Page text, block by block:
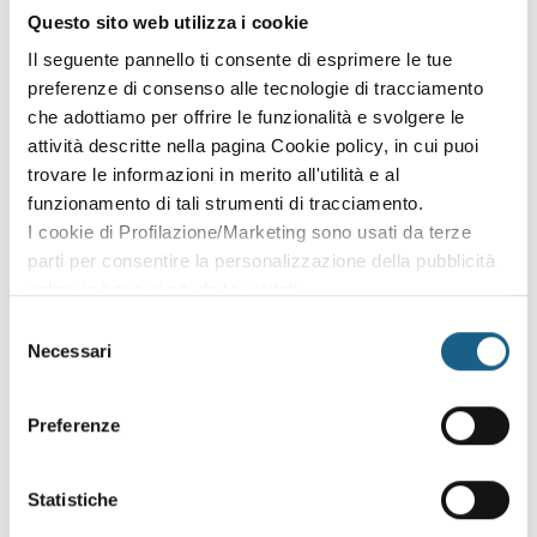
Questo sito web utilizza i cookie
Il seguente pannello ti consente di esprimere le tue
preferenze di consenso alle tecnologie di tracciamento
che adottiamo per offrire le funzionalità e svolgere le
attività descritte nella pagina Cookie policy, in cui puoi
trovare le informazioni in merito all'utilità e al
funzionamento di tali strumenti di tracciamento.
I cookie di Profilazione/Marketing sono usati da terze
parti per consentire la personalizzazione della pubblicità
qualsiasi momento. Consulta anche la nostra Privacy
delNecessari
Preferenze
Statistiche
L’iscrizione all’albo: come dimostrare la capacità finanziaria
con fideiussioni o assicurazioni professionali
Fatturazione dei servizi di trasporto, modalità di
pagamento e forme di credito
Contabilizzazione del costo di servizio (costo per
autoveicolo, costo per chilometro)
ACCESSO AL MERCATO
Norme per l’accesso alla professione in Europa e paesi
extra UE
Studio delle procedure di trasporto e dei documenti
NORME TECNICHE E DI GESTIONE TECNICA
Regole tecniche di trasporto in Italia, Europa e paesi extra
SICUREZZA STRADALE
Cronotachigrafo, strumentazione e fissaggio del carico